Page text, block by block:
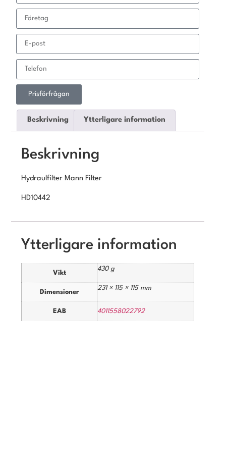
Prisförfrågan
Beskrivning Ytterligare information
Beskrivning
Hydraulfilter Mann Filter
HD10442
Ytterligare information
Vikt
430 g
Dimensioner
231 × 115 × 115 mm
EAB 4011558022792